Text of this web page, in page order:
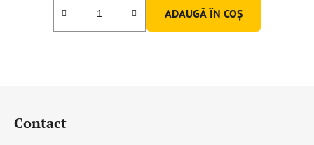
ADAUGĂ ÎN COŞ
Contact